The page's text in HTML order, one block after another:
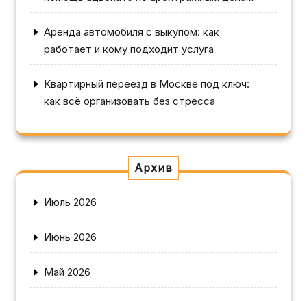
Аренда автомобиля с выкупом: как
работает и кому подходит услуга
Квартирный переезд в Москве под ключ:
как всё организовать без стресса
Архив
Июль 2026
Июнь 2026
Май 2026